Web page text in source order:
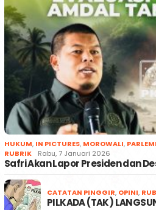
HUKUM, IN PICTURES, MOROWALI,
RUBRIK
Rabu, 7 Januari 2026
Safri Akan Lapor Presiden dan
CATATAN PINGGIR, OPINI,
PILKADA (TAK)